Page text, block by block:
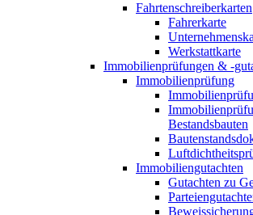
Fahrtenschreiberkarten
Fahrerkarte
Werkstattkarte
Immobilienprüfungen & -
Immobilienprüfung
Bestandsbauten
Immobiliengutachten
Gutachten zu